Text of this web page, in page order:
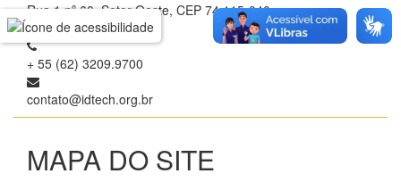
Rua 1 nº 60, Setor Oeste, CEP 74.115-040
Goiânia - Goiás
+ 55 (62) 3209.9700
contato@idtech.org.br
MAPA DO SITE